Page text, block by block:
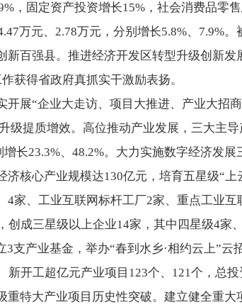
，固定资产投资增长15%，社会消费品零
万元、2.78万元，分别增长5.8%、7.9%
新百强县。推进经济开发区转型升级创新发
获得省政府真抓实干激励表扬。
展“企业大走访、项目大推进、产业大招
级提质增效。高位推动产业发展，三大主
长23.3%、48.2%。大力实施数字经济发
核心产业规模达130亿元，培育五星级“上
家、工业互联网标杆工厂2家、重点工业互
创成三星级以上企业14家，其中四星级4家
支产业基金，举办“春到水乡·相约云上”云
新开工超亿元产业项目123个、121个，总
特大产业项目历史性突破。建立健全重大